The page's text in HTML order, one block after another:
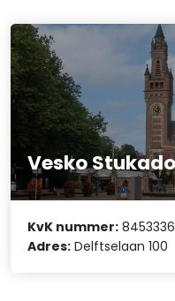
Vesko
KvK nummer:
Adres: Delftselaan 100